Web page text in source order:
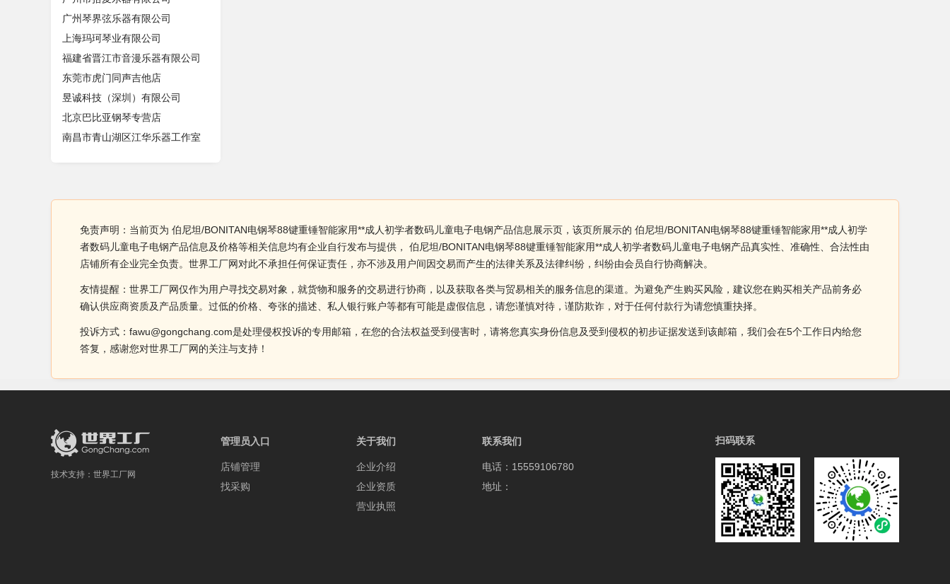
广州琴界弦乐器有限公司
上海玛珂琴业有限公司
福建省晋江市音漫乐器有限公司
东莞市虎门同声吉他店
昱诚科技（深圳）有限公司
北京巴比亚钢琴专营店
南昌市青山湖区江华乐器工作室
免责声明：当前页为 伯尼坦/BONITAN电钢琴88键重锤智能家用**成人初学者数码儿童电子电钢产品信息展示页，该页所展示的 伯尼坦/BONITAN电钢琴88键重锤智能家用**成人初学
者数码儿童电子电钢产品信息及价格等相关信息均有企业自行发布与提供， 伯尼坦/BONITAN电钢琴88键重锤智能家用**成人初学者数码儿童电子电钢产品真实性、准确性、合法性由
店铺所有企业完全负责。世界工厂网对此不承担任何保证责任，亦不涉及用户间因交易而产生的法律关系及法律纠纷，纠纷由会员自行协商解决。
友情提醒：世界工厂网仅作为用户寻找交易对象，就货物和服务的交易进行协商，以及获取各类与贸易相关的服务信息的渠道。为避免产生购买风险，建议您在购买相关产品前务必
确认供应商资质及产品质量。过低的价格、夸张的描述、私人银行账户等都有可能是虚假信息，请您谨慎对待，谨防欺诈，对于任何付款行为请您慎重抉择。
投诉方式：fawu@gongchang.com是处理侵权投诉的专用邮箱，在您的合法权益受到侵害时，请将您真实身份信息及受到侵权的初步证据发送到该邮箱，我们会在5个工作日内给您
答复，感谢您对世界工厂网的关注与支持！
技术支持： 世界工厂网
管理员入口
店铺管理
找采购
关于我们
企业介绍
企业资质
营业执照
联系我们
电话：15559106780
地址：
扫码联系